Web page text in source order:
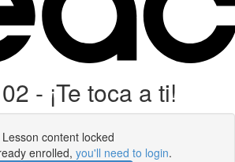
- ¡Te toca a ti!
Lesson content locked
enrolled, you'll need to login.